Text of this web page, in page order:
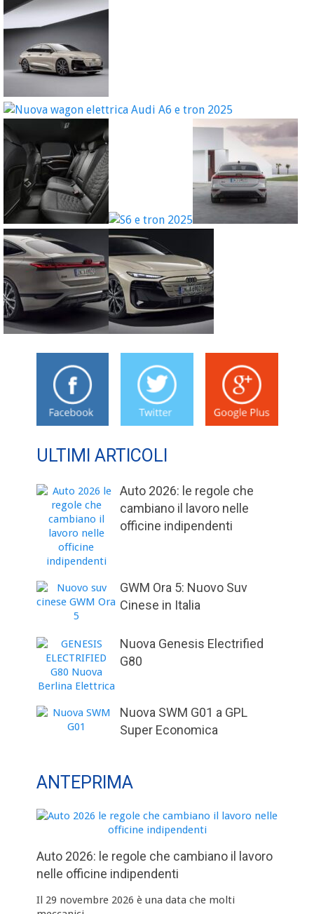
ULTIMI ARTICOLI
Auto 2026: le regole che
cambiano il lavoro nelle
officine indipendenti
GWM Ora 5: Nuovo Suv
Cinese in Italia
Nuova Genesis Electrified
G80
Nuova SWM G01 a GPL
Super Economica
ANTEPRIMA
Auto 2026: le regole che cambiano il lavoro
nelle officine indipendenti
Il 29 novembre 2026 è una data che molti